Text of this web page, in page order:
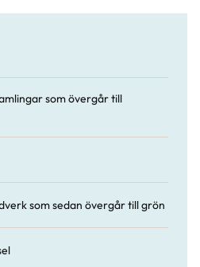
som övergår till
som sedan övergår till grön